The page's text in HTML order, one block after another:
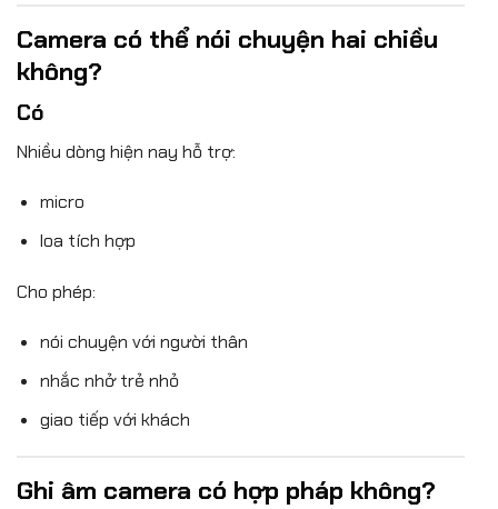
Camera có thể nói chuyện hai chiều
không?
Có
Nhiều dòng hiện nay hỗ trợ:
micro
loa tích hợp
Cho phép:
nói chuyện với người thân
nhắc nhở trẻ nhỏ
giao tiếp với khách
Ghi âm camera có hợp pháp không?